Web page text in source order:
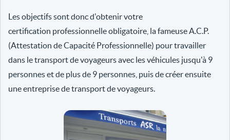
Les objectifs sont donc d'obtenir votre
certification professionnelle obligatoire, la fameuse A.C.P.
(Attestation de Capacité Professionnelle) pour travailler
dans le transport de voyageurs avec les véhicules jusqu'à 9
personnes et de plus de 9 personnes, puis de créer ensuite
une entreprise de transport de voyageurs.